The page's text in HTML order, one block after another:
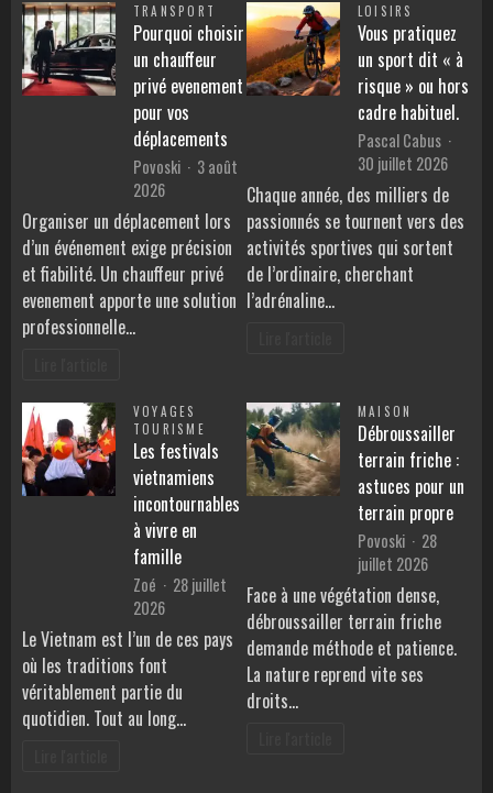
TRANSPORT
Pourquoi choisir
un chauffeur
privé evenement
pour vos
déplacements
Povoski
3 août
2026
Organiser un déplacement lors
d’un événement exige précision
et fiabilité. Un chauffeur privé
evenement apporte une solution
professionnelle…
LOISIRS
Vous pratiquez
un sport dit « à
risque » ou hors
cadre habituel.
Pascal Cabus
30 juillet 2026
Chaque année, des milliers de
passionnés se tournent vers des
activités sportives qui sortent
de l’ordinaire, cherchant
l’adrénaline…
VOYAGES
TOURISME
Les festivals
vietnamiens
incontournables
à vivre en
famille
Zoé
28 juillet
2026
Le Vietnam est l’un de ces pays
où les traditions font
véritablement partie du
quotidien. Tout au long…
MAISON
Débroussailler
terrain friche :
astuces pour un
terrain propre
Povoski
28
juillet 2026
Face à une végétation dense,
débroussailler terrain friche
demande méthode et patience.
La nature reprend vite ses
droits…